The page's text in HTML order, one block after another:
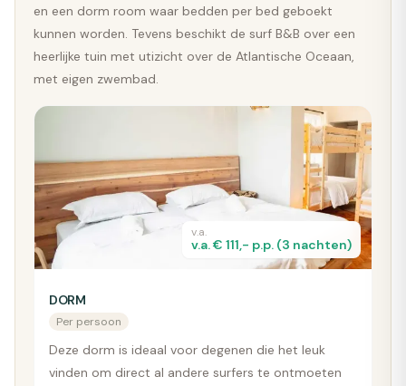
en een dorm room waar bedden per bed geboekt
kunnen worden. Tevens beschikt de surf B&B over een
heerlijke tuin met utizicht over de Atlantische Oceaan,
met eigen zwembad.
v.a.
v.a. € 111,- p.p. (3 nachten)
DORM
Per persoon
Deze dorm is ideaal voor degenen die het leuk
vinden om direct al andere surfers te ontmoeten